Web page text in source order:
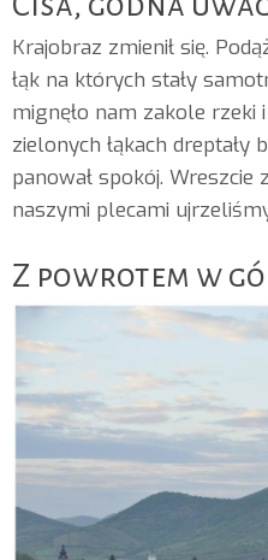
Krajobraz zmienił się.
łąk na których stały
mignęło nam zakole rzeki
zielonych łąkach dreptały
panował spokój. Wreszcie
naszymi plecami
Z powrotem w